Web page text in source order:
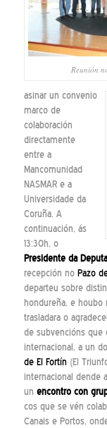
Reunión
asinar un convenio
marco de
colaboración
directamente
entre a
Mancomunidad
NASMAR e a
Universidade da
Coruña. A
continuación, ás
13:30h, o
Presidente da
recepción no Pazo
departeu sobre
hondureña, e
trasladara o
de subvencións que
internacional, a un
de El Fortín(El
internacional dende
un encontro con
cos que se vén
Canais e Portos,